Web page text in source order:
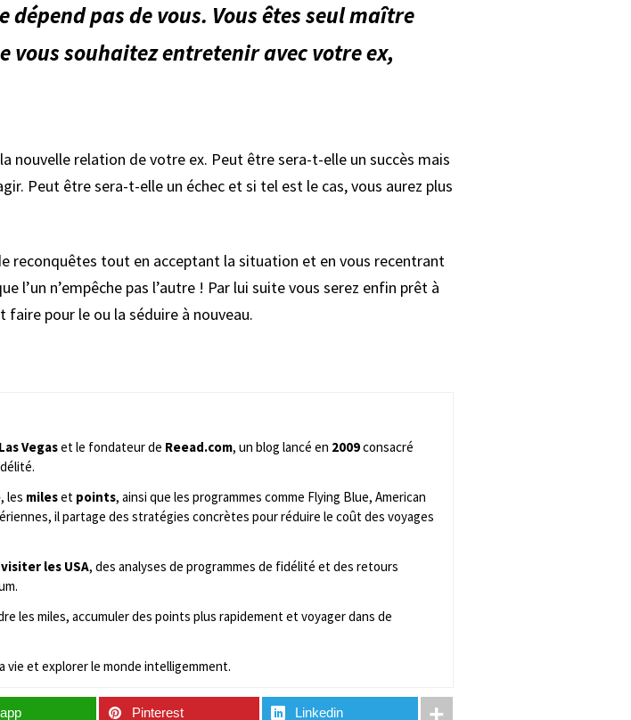
pas de vous. Vous êtes seul maître
vous souhaitez entretenir avec votre ex,
nouvelle relation de votre ex. Peut être sera-t-elle un succès mais
Peut être sera-t-elle un échec et si tel est le cas, vous aurez plus
reconquêtes tout en acceptant la situation et en vous recentrant
l’un n’empêche pas l’autre ! Par lui suite vous serez enfin prêt à
pour le ou la séduire à nouveau.
Las Vegaset le fondateur de Reead.com, un blog lancé en 2009consacré
, les mileset points, ainsi que les programmes comme Flying Blue, American
il partage des stratégies concrètes pour réduire le coût des voyages
les USA, des analyses de programmes de fidélité et des retours
les miles, accumuler des points plus rapidement et voyager dans de
vie et explorer le monde intelligemment.
Pinterest Linkedin